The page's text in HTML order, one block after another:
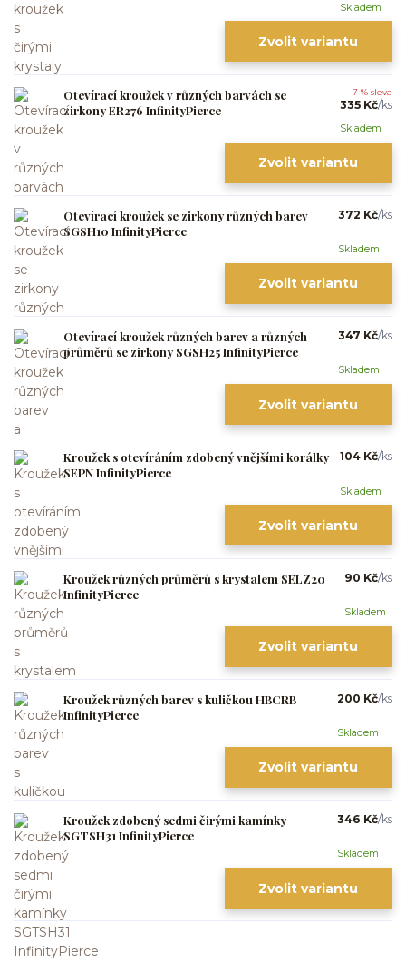
Skladem
Zvolit variantu
Otevírací kroužek v různých barvách se
zirkony ER276 InfinityPierce
7 % sleva
335 Kč/ks
Skladem
Zvolit variantu
Otevírací kroužek se zirkony různých barev
SGSH10 InfinityPierce
372 Kč/ks
Skladem
Zvolit variantu
Otevírací kroužek různých barev a různých
průměrů se zirkony SGSH25 InfinityPierce
347 Kč/ks
Skladem
Zvolit variantu
Kroužek s otevíráním zdobený vnějšími korálky
SEPN InfinityPierce
104 Kč/ks
Skladem
Zvolit variantu
Kroužek různých průměrů s krystalem SELZ20
InfinityPierce
90 Kč/ks
Skladem
Zvolit variantu
Kroužek různých barev s kuličkou HBCRB
InfinityPierce
200 Kč/ks
Skladem
Zvolit variantu
Kroužek zdobený sedmi čirými kamínky
SGTSH31 InfinityPierce
346 Kč/ks
Skladem
Zvolit variantu